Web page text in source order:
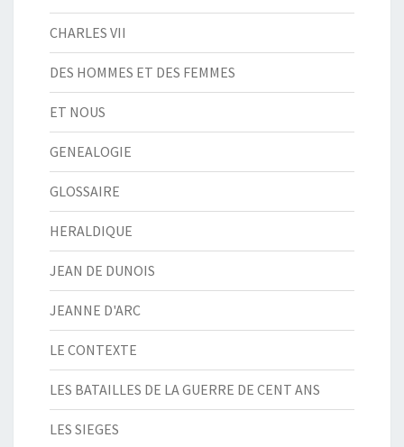
CHARLES VII
DES HOMMES ET DES FEMMES
ET NOUS
GENEALOGIE
GLOSSAIRE
HERALDIQUE
JEAN DE DUNOIS
JEANNE D'ARC
LE CONTEXTE
LES BATAILLES DE LA GUERRE DE CENT ANS
LES SIEGES